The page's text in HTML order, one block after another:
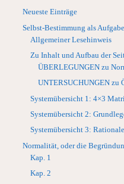
Neueste Einträge
Selbst-Bestimmung als Aufgabe
Allgemeiner Lesehinweis
Zu Inhalt und Aufbau der
ÜBERLEGUNGEN zu
UNTERSUCHUNGEN zu
Systemübersicht 1: 4×3
Systemübersicht 2:
Systemübersicht 3:
Normalität, oder die
Kap. 1
Kap. 2